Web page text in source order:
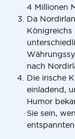
4 Millionen
Da
Königreichs
nach
Die irische
einladend,
Humor
Sie sein,